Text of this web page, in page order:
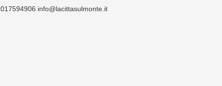
017594906 info@lacittasulmonte.it